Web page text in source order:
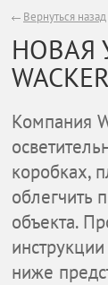
Вернуться назад
НОВАЯ
Компания
коробках,
облегчить
объекта.
ниже